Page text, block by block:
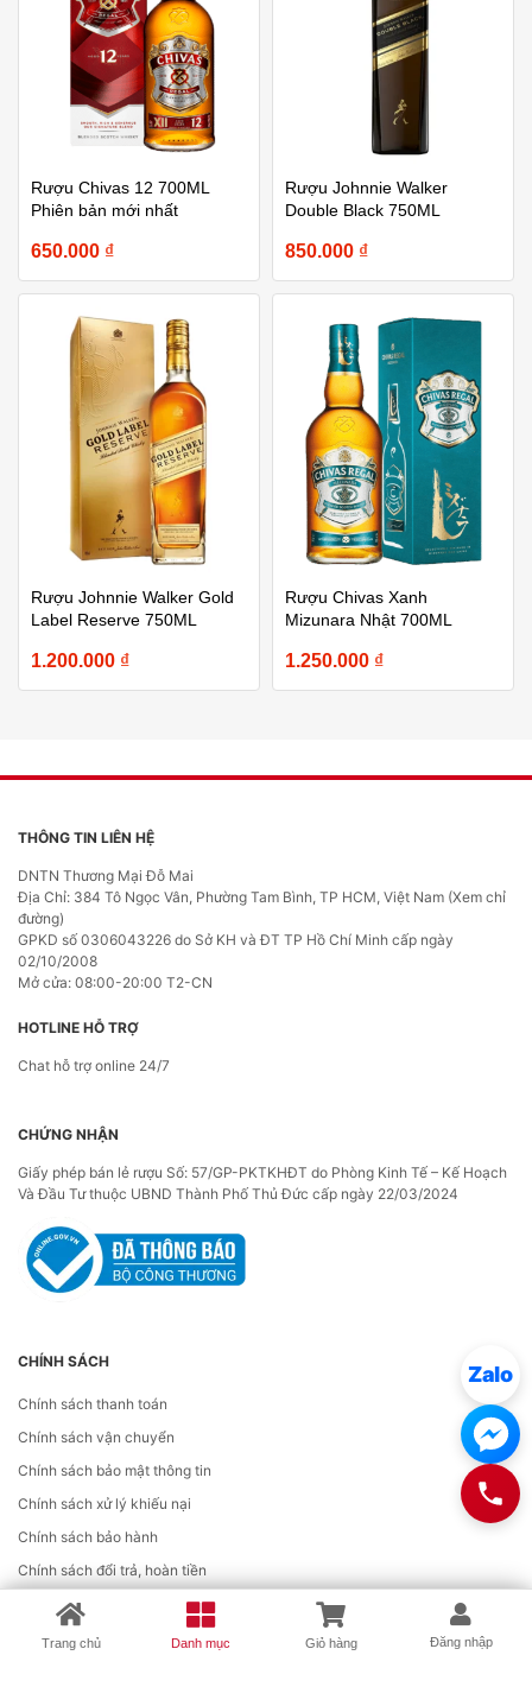
Trang chủ Danh mục Giỏ hàng Đăng nhập
Danh Mục Sản Phẩm
Rượu Chivas 12 700ML
Phiên bản mới nhất
650.000 ₫
Rượu Johnnie Walker
Double Black 750ML
850.000 ₫
Rượu Johnnie Walker Gold
Label Reserve 750ML
1.200.000 ₫
Rượu Chivas Xanh
Mizunara Nhật 700ML
1.250.000 ₫
THÔNG TIN LIÊN HỆ
DNTN Thương Mại Đỗ Mai
Địa Chỉ: 384 Tô Ngọc Vân, Phường Tam Bình, TP HCM, Việt Nam (Xem chỉ
đường)
GPKD số 0306043226 do Sở KH và ĐT TP Hồ Chí Minh cấp ngày
02/10/2008
Mở cửa: 08:00-20:00 T2-CN
HOTLINE HỖ TRỢ
Chat hỗ trợ online 24/7
CHỨNG NHẬN
Giấy phép bán lẻ rượu Số: 57/GP-PKTKHĐT do Phòng Kinh Tế – Kế Hoạch
Và Đầu Tư thuộc UBND Thành Phố Thủ Đức cấp ngày 22/03/2024
CHÍNH SÁCH
Chính sách thanh toán
Chính sách vận chuyển
Chính sách bảo mật thông tin
Chính sách xử lý khiếu nại
Chính sách bảo hành
Chính sách đổi trả, hoàn tiền
Chính sách kiểm hàng
Hướng dẫn thanh toán VNPAY
Zalo